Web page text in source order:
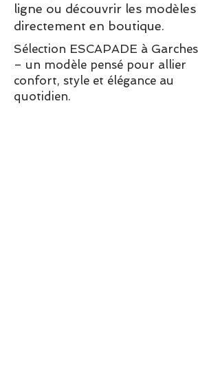
ligne ou découvrir les modèles
directement en boutique.
Sélection ESCAPADE à Garches
– un modèle pensé pour allier
confort, style et élégance au
quotidien.